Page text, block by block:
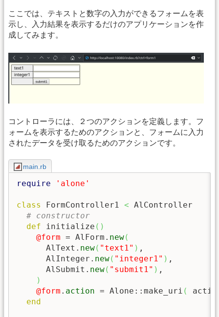
ここでは、テキストと数字の入力ができるフォームを表
示し、入力結果を表示するだけのアプリケーションを作
成してみます。
コントローラには、２つのアクションを定義します。フ
ォームを表示するためのアクションと、フォームに入力
されたデータを受け取るためのアクションです。
main.rb
require 'alone'
class FormController1 < AlController
# constructor
def initialize ( )
@form = AlForm. new(
      AlText.
new( "text1" ) ,
      AlInteger.
new( "integer1" ) ,
      AlSubmit.
new( "submit1" ) ,
)
@form . action = Alone::make_uri (
end